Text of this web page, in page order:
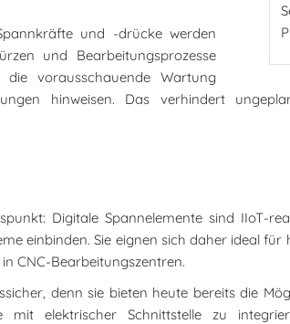
und -drücke werden
und Bearbeitungsprozesse
vorausschauende Wartung
hinweisen. Das verhindert
Digitale Spannelemente sind IIoT-
einbinden. Sie eignen sich daher ideal
CNC-Bearbeitungszentren.
denn sie bieten heute bereits die
mit elektrischer Schnittstelle zu